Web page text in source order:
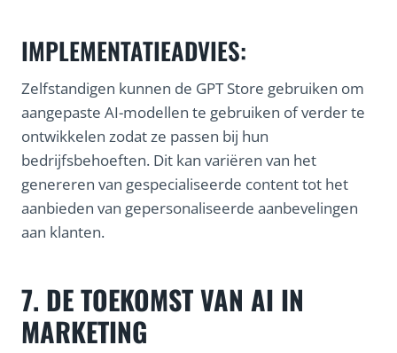
IMPLEMENTATIEADVIES:
Zelfstandigen kunnen de GPT Store gebruiken om
aangepaste AI-modellen te gebruiken of verder te
ontwikkelen zodat ze passen bij hun
bedrijfsbehoeften. Dit kan variëren van het
genereren van gespecialiseerde content tot het
aanbieden van gepersonaliseerde aanbevelingen
aan klanten.
7. DE TOEKOMST VAN AI IN
MARKETING